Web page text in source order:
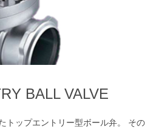
BALL VALVE
トップエントリー型ボール弁。 その